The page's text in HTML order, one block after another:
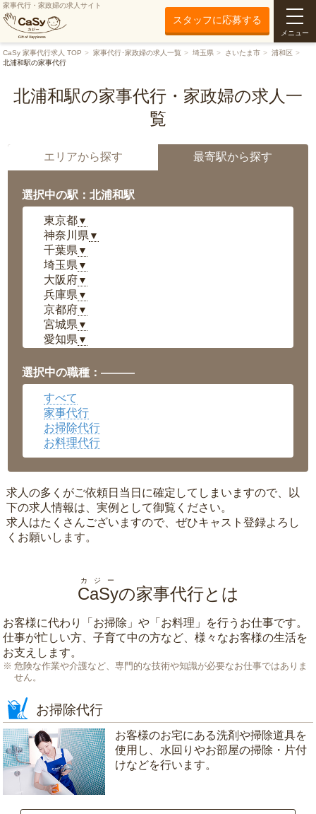
家事代行・家政婦の求人サイト
スタッフに応募する
メニュー
CaSy 家事代行求人 TOP 家事代行･家政婦の求人一覧 埼玉県 さいたま市
浦和区
北浦和駅の家事代行
北浦和駅の家事代行・家政婦の求人一
覧
エリアから探す 最寄駅から探す
選択中の駅：北浦和駅
東京都▼
神奈川県 ▼
千葉県 ▼
埼玉県 ▼
大阪府▼
兵庫県 ▼
京都府▼
宮城県 ▼
愛知県 ▼
岡山県▼
広島県▼
沖縄県
選択中の職種：———
すべて
家事代行
お掃除代行
お料理代行
求人の多くがご依頼日当日に確定してしまいますので、以
下の求人情報は、実例として御覧ください。
求人はたくさんございますので、ぜひキャスト登録よろし
くお願いします。
CaSy
カジー
の家事代行とは
お客様に代わり「 お掃除 」や「 お料理 」を行うお仕事です。
仕事が忙しい方、子育て中の方など、様々なお客様の生活を
お支えします。
危険な作業や介護など、専門的な技術や知識が必要なお仕事ではありま
せん。
お掃除代行
お客様のお宅にある洗剤や掃除道具を
使用し、水回りやお部屋の掃除・片付
けなどを行います。